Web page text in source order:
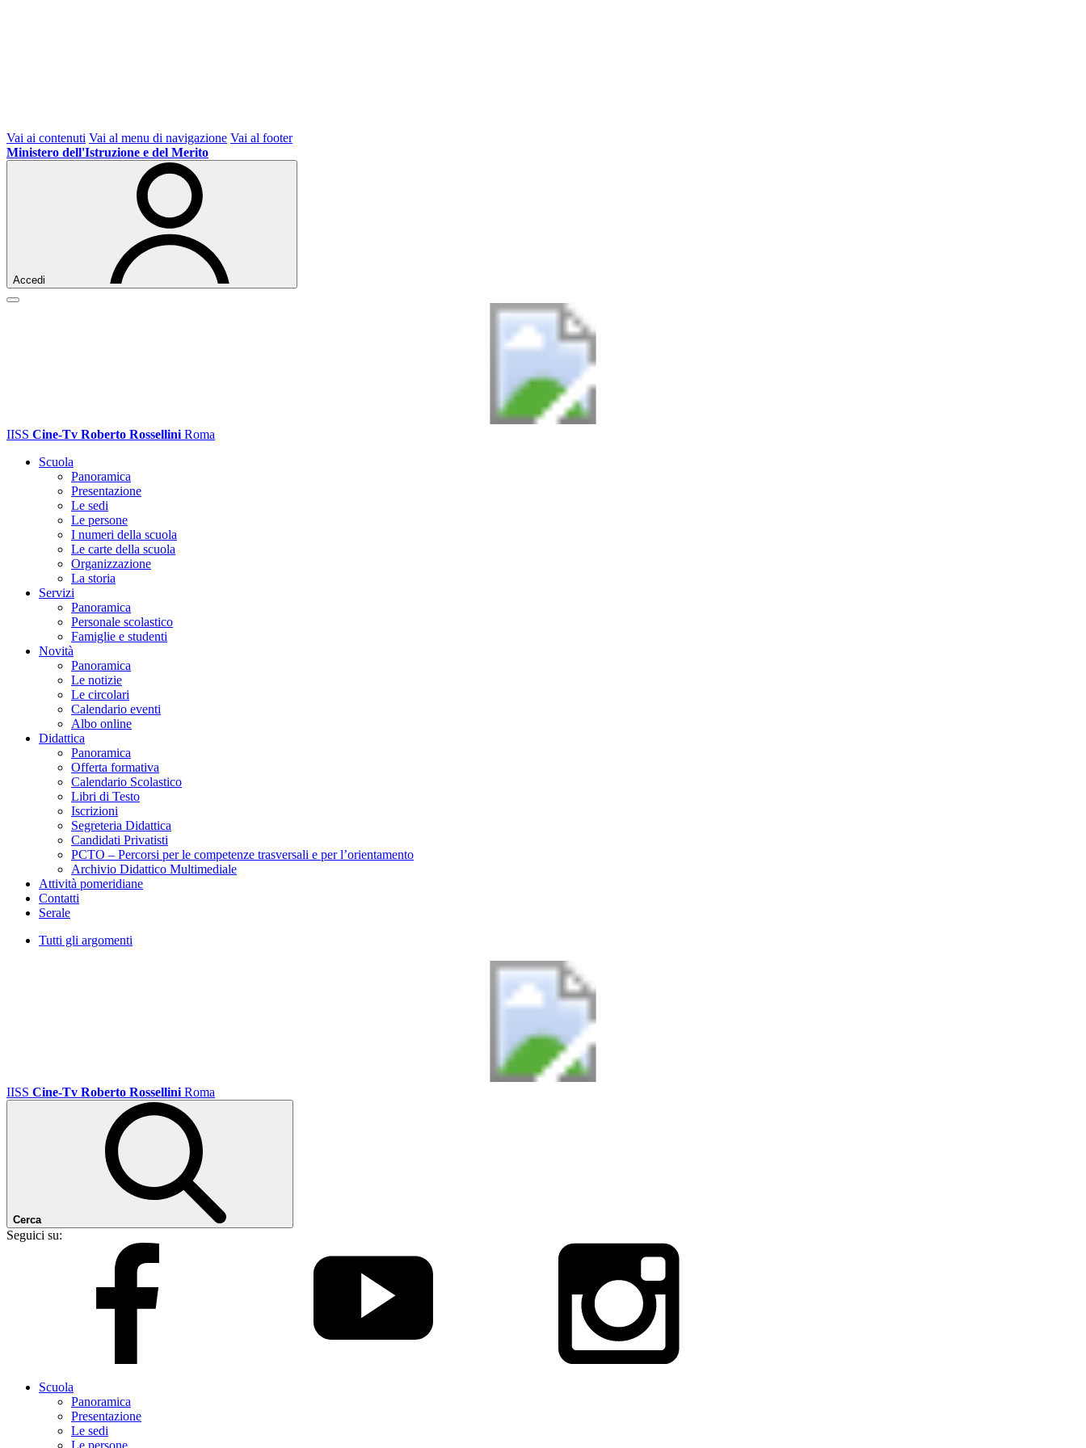
Vai ai contenuti Vai al menu di navigazione Vai al footer
Ministero dell'Istruzione e del Merito
Accedi
IISS Cine-Tv Roberto Rossellini Roma
Scuola
Panoramica
Presentazione
Le sedi
Le persone
I numeri della scuola
Le carte della scuola
Organizzazione
La storia
Servizi
Panoramica
Personale scolastico
Famiglie e studenti
Novità
Panoramica
Le notizie
Le circolari
Calendario eventi
Albo online
Didattica
Panoramica
Offerta formativa
Calendario Scolastico
Libri di Testo
Iscrizioni
Segreteria Didattica
Candidati Privatisti
PCTO – Percorsi per le competenze trasversali e per l’orientamento
Archivio Didattico Multimediale
Attività pomeridiane
Contatti
Serale
Tutti gli argomenti
IISS Cine-Tv Roberto Rossellini Roma
Cerca
Seguici su:
Scuola
Panoramica
Presentazione
Le sedi
Le persone